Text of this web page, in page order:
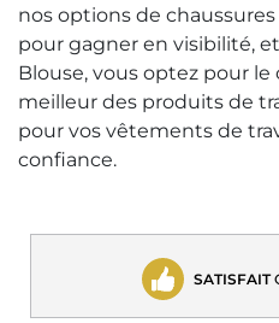
nos options de
pour gagner en visibilité,
Blouse, vous optez pour
meilleur des produits de
pour vos vêtements de
confiance.
SATISFAIT